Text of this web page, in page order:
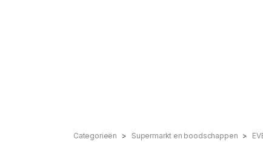
Categorieën Supermarkt en boodschappen